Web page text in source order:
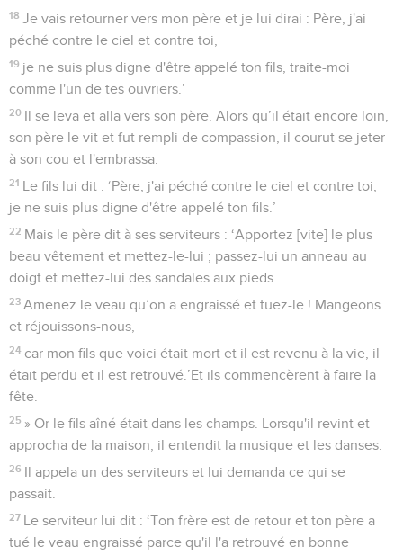
18 Je vais retourner vers mon père et je lui dirai : Père, j'ai
péché contre le ciel et contre toi,
19 je ne suis plus digne d'être appelé ton fils, traite-moi
comme l'un de tes ouvriers.’
20 Il se leva et alla vers son père. Alors qu’il était encore loin,
son père le vit et fut rempli de compassion, il courut se jeter
à son cou et l'embrassa.
21 Le fils lui dit : ‘Père, j'ai péché contre le ciel et contre toi,
je ne suis plus digne d'être appelé ton fils.’
22 Mais le père dit à ses serviteurs : ‘Apportez [vite] le plus
beau vêtement et mettez-le-lui ; passez-lui un anneau au
doigt et mettez-lui des sandales aux pieds.
23 Amenez le veau qu’on a engraissé et tuez-le ! Mangeons
et réjouissons-nous,
24 car mon fils que voici était mort et il est revenu à la vie, il
était perdu et il est retrouvé.’Et ils commencèrent à faire la
fête.
25 » Or le fils aîné était dans les champs. Lorsqu'il revint et
approcha de la maison, il entendit la musique et les danses.
26 Il appela un des serviteurs et lui demanda ce qui se
passait.
27 Le serviteur lui dit : ‘Ton frère est de retour et ton père a
tué le veau engraissé parce qu'il l'a retrouvé en bonne